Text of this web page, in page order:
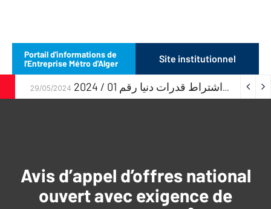
Portail d'informations de
l'Entreprise Métro d'Alger
Site institutionnel
إعلان عن طلب عروض وطني مفتوح مع اشتراط قدرات دنيا رقم 01 / 2024 29/05/2024
Avis d’appel d’offres national
ouvert avec exigence de